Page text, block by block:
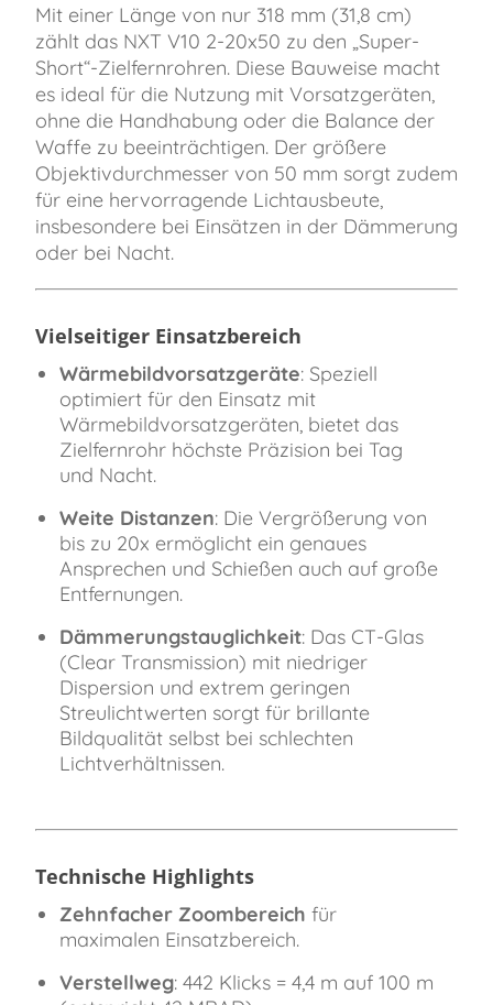
Mit einer Länge von nur 318 mm (31,8 cm)
zählt das NXT V10 2-20x50 zu den „Super-
Short“-Zielfernrohren. Diese Bauweise macht
es ideal für die Nutzung mit Vorsatzgeräten,
ohne die Handhabung oder die Balance der
Waffe zu beeinträchtigen. Der größere
Objektivdurchmesser von 50 mm sorgt zudem
für eine hervorragende Lichtausbeute,
insbesondere bei Einsätzen in der Dämmerung
oder bei Nacht.
Vielseitiger Einsatzbereich
Wärmebildvorsatzgeräte: Speziell
optimiert für den Einsatz mit
Wärmebildvorsatzgeräten, bietet das
Zielfernrohr höchste Präzision bei Tag
und Nacht.
Weite Distanzen: Die Vergrößerung von
bis zu 20x ermöglicht ein genaues
Ansprechen und Schießen auch auf große
Entfernungen.
Dämmerungstauglichkeit: Das CT-Glas
(Clear Transmission) mit niedriger
Dispersion und extrem geringen
Streulichtwerten sorgt für brillante
Bildqualität selbst bei schlechten
Lichtverhältnissen.
Technische Highlights
Zehnfacher Zoombereich für
maximalen Einsatzbereich.
Verstellweg: 442 Klicks = 4,4 m auf 100 m